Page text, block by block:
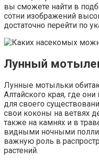
вы сможете найти в
сотни изображений
достаточно перейти по
Лунный
Лунные мотыльки
Алтайского края, где
для своего
свои коконы на ветвях
также на камнях и в
видными ночными
важную роль в
растений.